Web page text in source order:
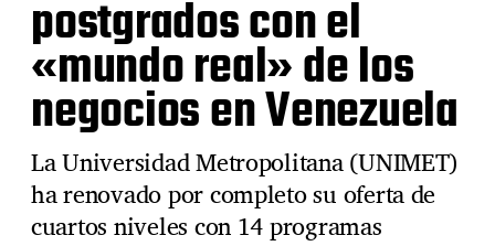
postgrados con el
«mundo real» de los
negocios en Venezuela
La Universidad Metropolitana (UNIMET)
ha renovado por completo su oferta de
cuartos niveles con 14 programas